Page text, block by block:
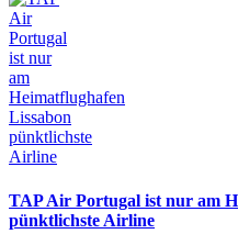
TAP Air Portugal ist nur am
pünktlichste Airline